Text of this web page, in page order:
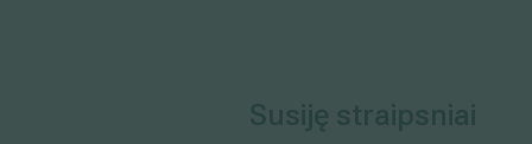
Susiję straipsniai